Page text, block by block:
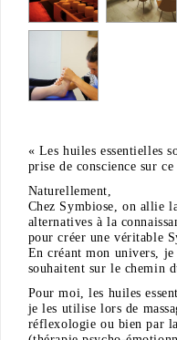
« Les huiles essentielles
prise de conscience sur
Naturellement,
Chez Symbiose, on allie
alternatives à la
pour créer une véritable
En créant mon univers, je
souhaitent sur le chemin
Pour moi, les huiles
je les utilise lors de
réflexologie ou bien par